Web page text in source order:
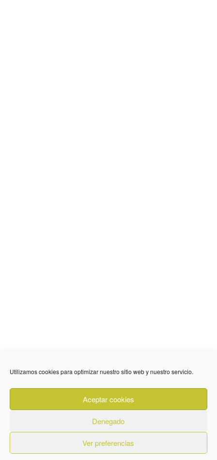
Utilizamos cookies para optimizar nuestro sitio web y nuestro servicio.
Aceptar cookies
Denegado
Ver preferencias
636 01 61 85
Fuente Palmera
info @ fuentepalmerainformacion.es
Privacidad Aviso legal
Cookies
Quiénes Somos
Contacto